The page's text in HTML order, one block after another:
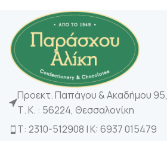
Προεκτ. Παπάγου & Ακαδήμου 95,
Τ. Κ. : 56224, Θεσσαλονίκη
Τ: 2310-512908 | K: 6937 015479